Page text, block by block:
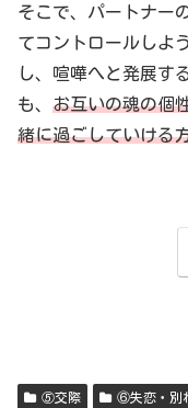
そこで、パートナー
てコントロールしよ
し、喧嘩へと発展す
も、 お互いの魂の個
緒に過ごしていける
⑤交際 ⑥失恋・別